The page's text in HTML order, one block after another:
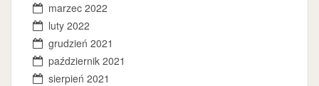
marzec 2022
luty 2022
grudzień 2021
październik 2021
sierpień 2021